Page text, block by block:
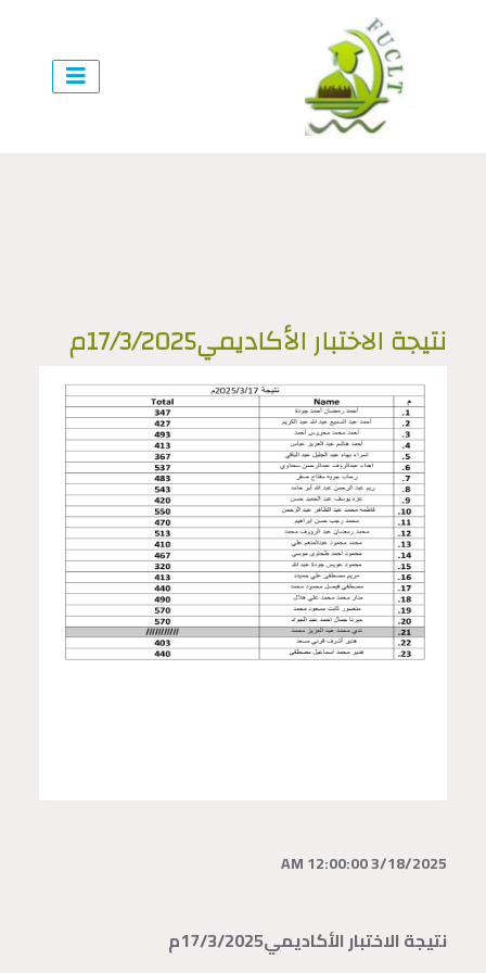
نتيجة الاختبار الأكاديمي17/3/2025م
3/18/2025 12:00:00 AM
نتيجة الاختبار الأكاديمي17/3/2025م